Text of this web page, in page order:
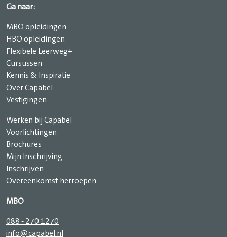
Ga naar:
MBO opleidingen
HBO opleidingen
Flexibele Leerweg+
Cursussen
Kennis & Inspiratie
Over Capabel
Vestigingen
Werken bij Capabel
Voorlichtingen
Brochures
Mijn Inschrijving
Inschrijven
Overeenkomst herroepen
MBO
088 - 270 1270
info@capabel.nl